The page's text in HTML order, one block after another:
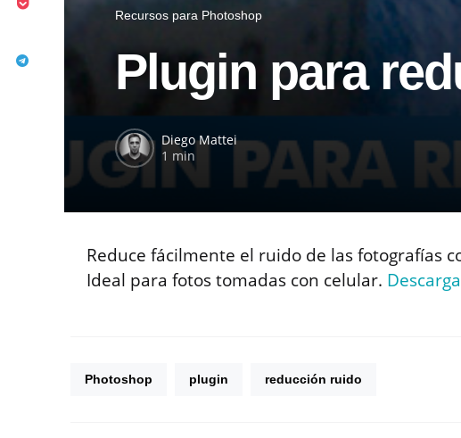
Recursos para Photoshop
Plugin para
Diego Mattei
1 min
Reduce fácilmente el ruido de las fotografías
Ideal para fotos tomadas con celular. Descarga
Photoshop plugin reducción ruido